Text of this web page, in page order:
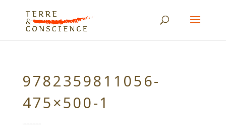
9782359811056-
475×500-1